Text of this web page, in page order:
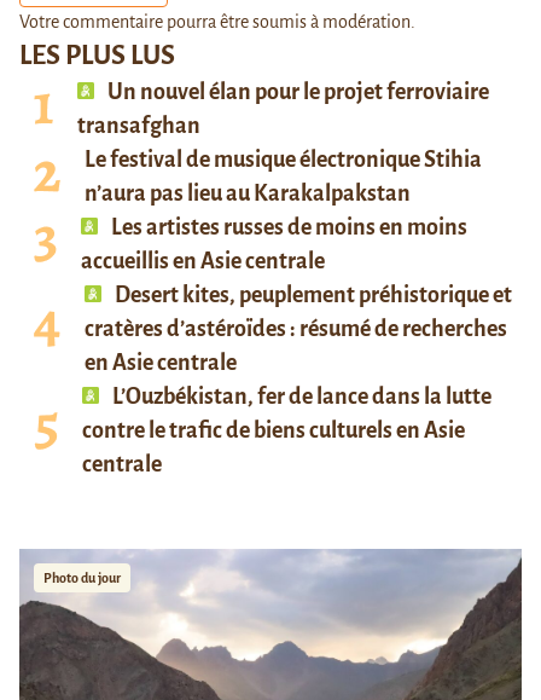
LES PLUS LUS
Un nouvel élan pour le projet ferroviaire
transafghan
Le festival de musique électronique Stihia
n’aura pas lieu au Karakalpakstan
Les artistes russes de moins en moins
accueillis en Asie centrale
Desert kites, peuplement préhistorique et
cratères d’astéroïdes : résumé de recherches
en Asie centrale
L’Ouzbékistan, fer de lance dans la lutte
contre le trafic de biens culturels en Asie
centrale
Photo du jour
Votre commentaire pourra être soumis à modération.